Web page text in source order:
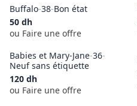
VENDU
Buffalo-38-Bon état
50 dh
ou Faire une offre
Babies et Mary-Jane-36-
Neuf sans étiquette
120 dh
ou Faire une offre